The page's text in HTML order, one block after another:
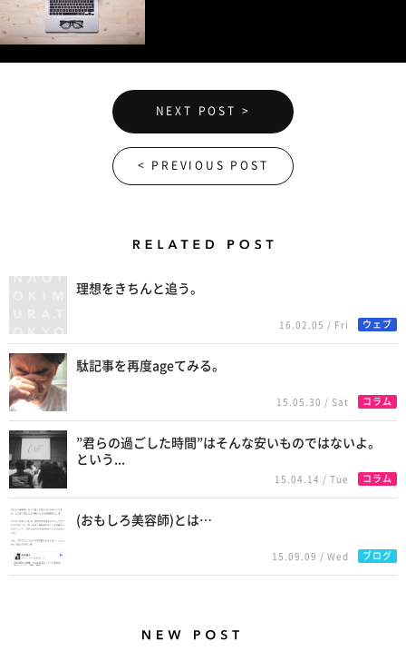
NEXT POST >
< PREVIOUS POST
理想をきちんと追う。
16.02.05 / Fri ウェブ
駄記事を再度ageてみる。
15.05.30 / Sat コラム
”君らの過ごした時間”はそんな安いものではないよ。
という...
15.04.14 / Tue コラム
(おもしろ美容師)とは…
15.09.09 / Wed ブログ